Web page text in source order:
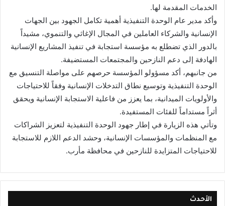
الخدمات المقدمة لها.
وأكد مدير عام الوحدة التنفيذية أهمية تكامل الجهود بين الجهات
الإنسانية والشركاء العاملين في المجال الإغاثي والتنموي، مشيداً
بالدور الذي تضطلع به مؤسسة استجابة في تنفيذ المشاريع الإنسانية
الهادفة إلى دعم النازحين والمجتمعات المستضيفة.
من جانبهم، أكد مسؤولو المؤسسة حرصهم على مواصلة التنسيق مع
الوحدة التنفيذية وتوسيع نطاق التدخلات الإنسانية وفقاً للاحتياجات
والأولويات الميدانية، بما يعزز من فاعلية الاستجابة الإنسانية ويحقق
أثراً مستداماً للفئات المستفيدة.
وتأتي هذه الزيارة في إطار جهود الوحدة التنفيذية لتعزيز الشراكات
مع المنظمات والمؤسسات الإنسانية، وحشد الدعم اللازم للاستجابة
للاحتياجات المتزايدة للنازحين في محافظة مأرب.
الأحدث